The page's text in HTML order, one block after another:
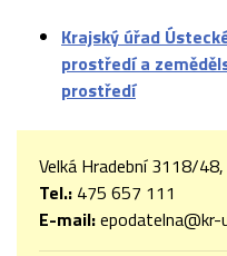
Krajský úřad
prostředí a
prostředí
Velká Hradební 3118/
Tel.: 475 657 111
E-mail:epodatelna@kr-